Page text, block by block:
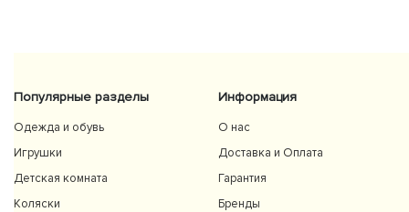
Популярные разделы
Одежда и обувь
Игрушки
Детская комната
Коляски
Информация
О нас
Доставка и Оплата
Гарантия
Бренды